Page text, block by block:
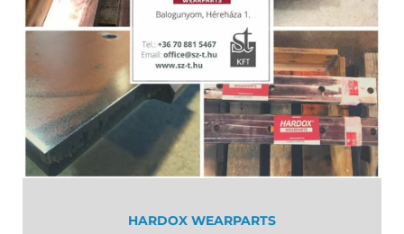
HARDOX WEARPARTS